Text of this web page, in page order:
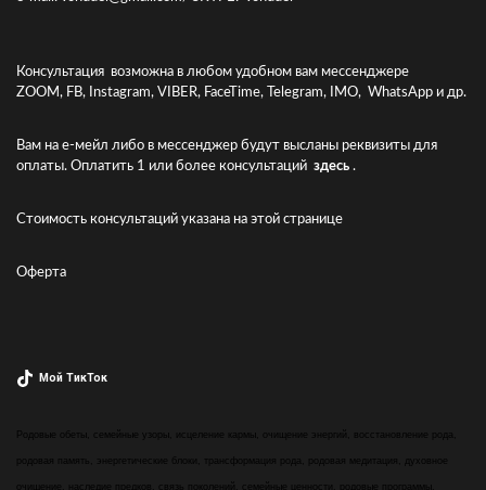
Консультация возможна в любом удобном вам мессенджере
ZOOM, FB, Instagram, VIBER, FaceTime, Telegram, IMO, WhatsApp и др.
Вам на е-мейл либо в мессенджер будут высланы реквизиты для
оплаты. Оплатить 1 или более консультаций здесь .
Стоимость консультаций указана на этой странице
Оферта
Мой ТикТок
Родовые обеты, семейные узоры, исцеление кармы, очищение энергий, восстановление рода,
родовая память, энергетические блоки, трансформация рода, родовая медитация, духовное
очищение, наследие предков, связь поколений, семейные ценности, родовые программы,